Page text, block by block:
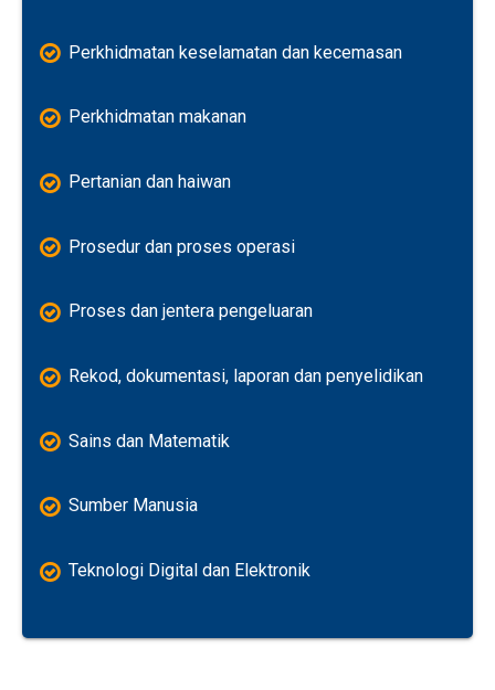
Perkhidmatan keselamatan dan kecemasan
Perkhidmatan makanan
Pertanian dan haiwan
Prosedur dan proses operasi
Proses dan jentera pengeluaran
Rekod, dokumentasi, laporan dan penyelidikan
Sains dan Matematik
Sumber Manusia
Teknologi Digital dan Elektronik